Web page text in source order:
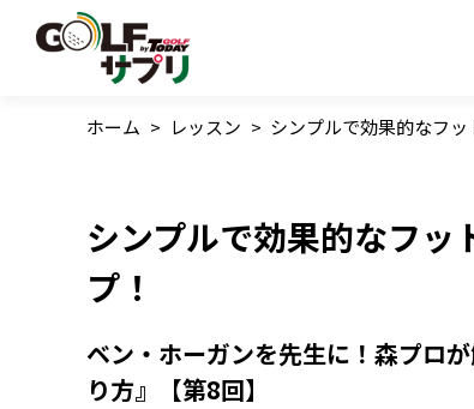
ホーム > レッスン > シンプルで効果的なフ
シンプルで効果的なフッ
プ！
ベン・ホーガンを先生に！森プロ
り方』【第8回】